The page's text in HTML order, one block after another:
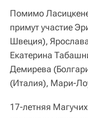
Помимо
примут участие
Швеция),
Екатерина
Демирева
(Италия), Мари-
17-летняя